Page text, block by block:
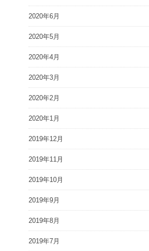
2020年6月
2020年5月
2020年4月
2020年3月
2020年2月
2020年1月
2019年12月
2019年11月
2019年10月
2019年9月
2019年8月
2019年7月